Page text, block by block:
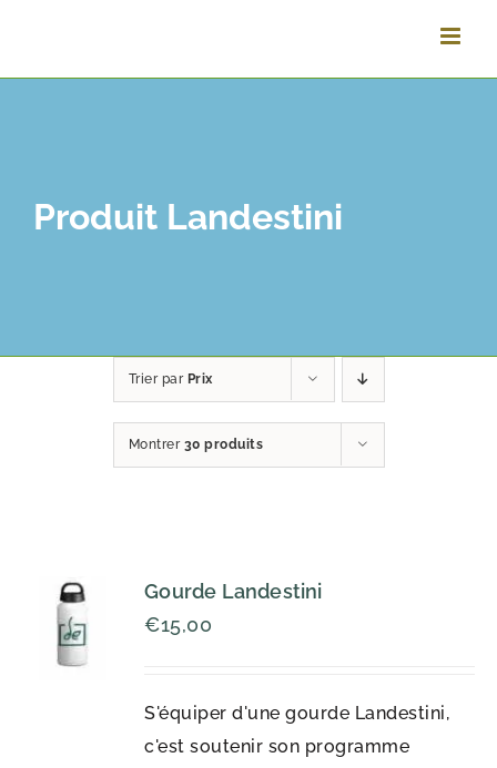
contenu
Produit Landestini
Trier par Prix
Montrer 30 produits
Gourde Landestini
€15,00
S'équiper d'une gourde Landestini,
c'est soutenir son programme